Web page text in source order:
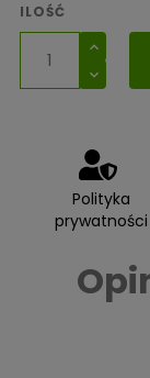
ILOŚĆ
Polityka
prywatności